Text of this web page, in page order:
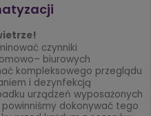
czynniki
biurowych
kompleksowego przeglądu
i dezynfekcją
urządzeń wyposażonych
dokonywać tego